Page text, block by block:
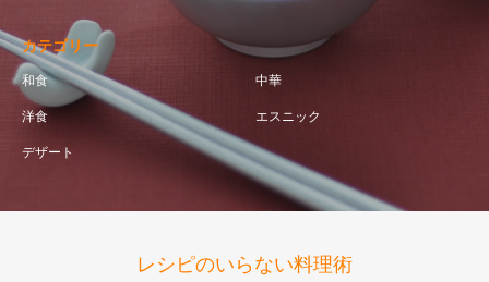
カテゴリー
和食 中華
洋食 エスニック
デザート
レシピのいらない料理術